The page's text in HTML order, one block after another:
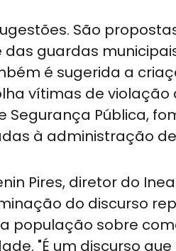
São
guardas
é sugerida a
vítimas de
Segurança Pública,
à administração
Pires, diretor do
do discurso
população sobre
"É um discurso